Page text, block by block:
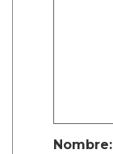
Nombre: